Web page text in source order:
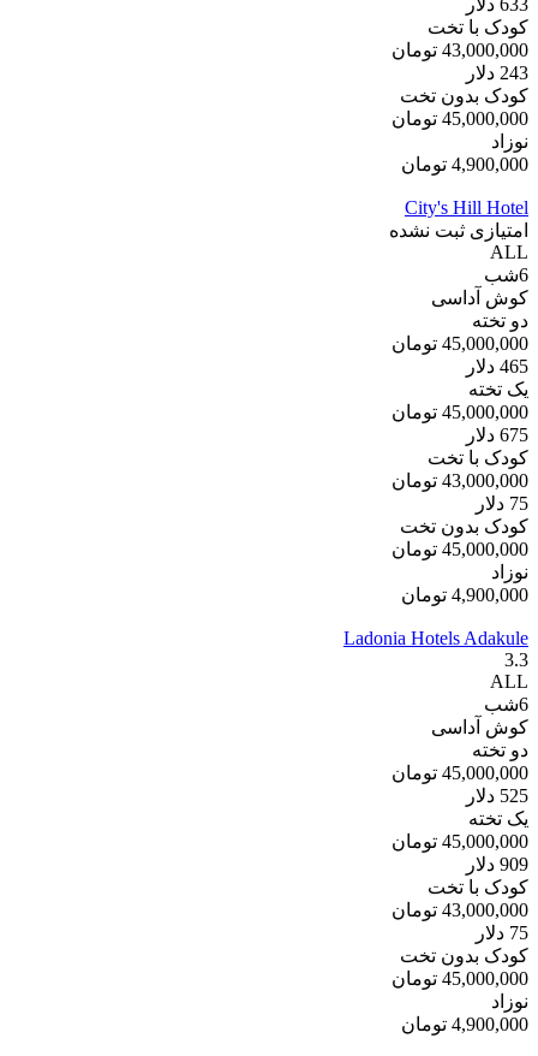
633 دلار
کودک با تخت
43,000,000 تومان
243 دلار
کودک بدون تخت
45,000,000 تومان
نوزاد
4,900,000 تومان
City's Hill Hotel
امتیازی ثبت نشده
ALL
6شب
کوش آداسی
دو تخته
45,000,000 تومان
465 دلار
یک تخته
45,000,000 تومان
675 دلار
کودک با تخت
43,000,000 تومان
75 دلار
کودک بدون تخت
45,000,000 تومان
نوزاد
4,900,000 تومان
Ladonia Hotels Adakule
3.3
ALL
6شب
کوش آداسی
دو تخته
45,000,000 تومان
525 دلار
یک تخته
45,000,000 تومان
909 دلار
کودک با تخت
43,000,000 تومان
75 دلار
کودک بدون تخت
45,000,000 تومان
نوزاد
4,900,000 تومان